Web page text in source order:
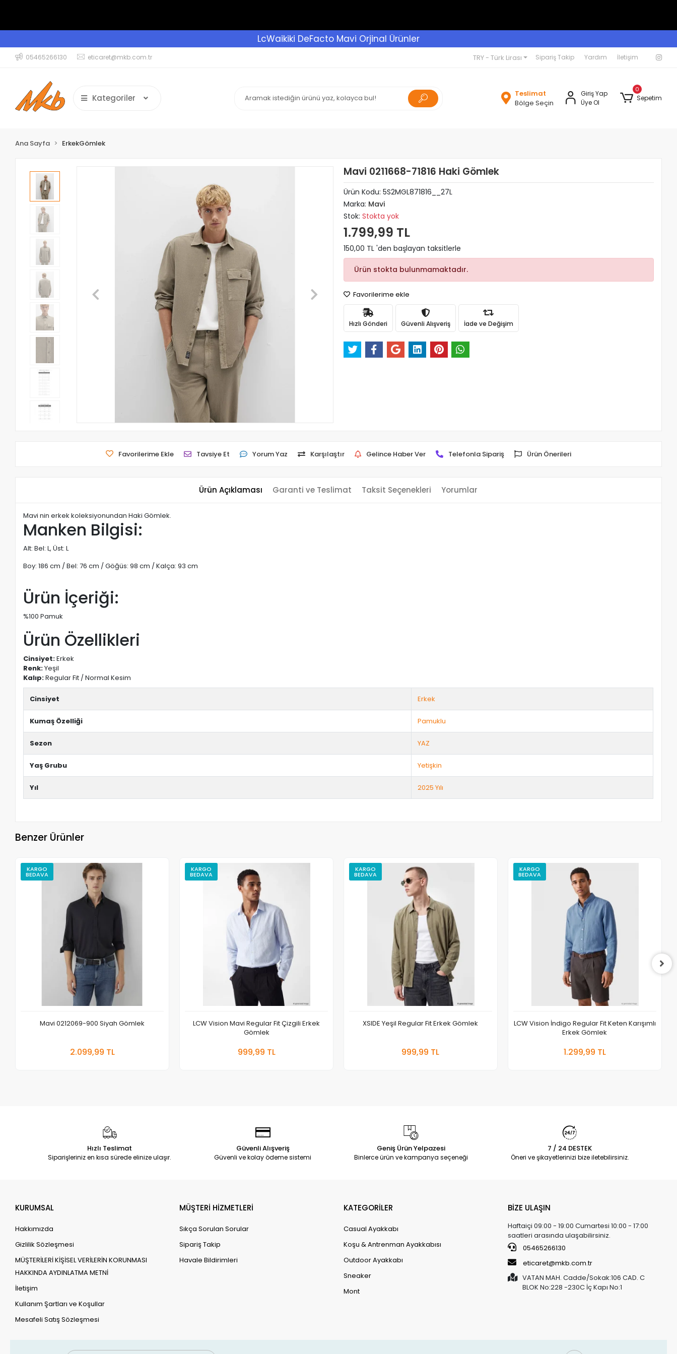
LcWaikiki DeFacto Mavi Orjinal Ürünler
05465266130 eticaret@mkb.com.tr TRY - Türk Lirası Sipariş Takip Yardım İletişim
Kategoriler
Teslimat
Bölge Seçin
Giriş Yap
Üye Ol
0
Sepetim
Ana Sayfa ErkekGömlek
Mavi 0211668-71816 Haki Gömlek
Ürün Kodu: 5S2MGL871816__27L
Marka: Mavi
Stok: Stokta yok
1.799,99 TL
150,00 TL 'den başlayan taksitlerle
Ürün stokta bulunmamaktadır.
Favorilerime ekle
Hızlı Gönderi Güvenli Alışveriş İade ve Değişim
Favorilerime Ekle Tavsiye Et Yorum Yaz Karşılaştır Gelince Haber Ver Telefonla Sipariş Ürün Önerileri
Ürün Açıklaması Garanti ve Teslimat Taksit Seçenekleri Yorumlar
Mavi nin erkek koleksiyonundan Haki Gömlek.
Manken Bilgisi:
Alt: Bel: L, Üst: L
Boy: 186 cm / Bel: 76 cm / Göğüs: 98 cm / Kalça: 93 cm
Ürün İçeriği:
%100 Pamuk
Ürün Özellikleri
Cinsiyet:Erkek
Renk:Yeşil
Kalıp:Regular Fit / Normal Kesim
Cinsiyet Erkek
Kumaş Özelliği Pamuklu
Sezon YAZ
Yaş Grubu Yetişkin
Yıl 2025 Yılı
Benzer Ürünler
KARGO
BEDAVA
Mavi 0212069-900 Siyah Gömlek
2.099,99 TL
KARGO
BEDAVA
LCW Vision Mavi Regular Fit Çizgili Erkek
Gömlek
999,99 TL
KARGO
BEDAVA
XSIDE Yeşil Regular Fit Erkek Gömlek
999,99 TL
KARGO
BEDAVA
LCW Vision İndigo Regular Fit Keten Karışımlı
Erkek Gömlek
1.299,99 TL
Hızlı Teslimat
Siparişleriniz en kısa sürede elinize ulaşır.
Güvenli Alışveriş
Güvenli ve kolay ödeme sistemi
Geniş Ürün Yelpazesi
Binlerce ürün ve kampanya seçeneği
7 / 24 DESTEK
Öneri ve şikayetlerinizi bize iletebilirsiniz.
KURUMSAL
Hakkımızda
Gizlilik Sözleşmesi
MÜŞTERİLERİ KİŞİSEL VERİLERİN KORUNMASI
HAKKINDA AYDINLATMA METNİ
İletişim
Kullanım Şartları ve Koşullar
Mesafeli Satış Sözleşmesi
MÜŞTERİ HİZMETLERİ
Sıkça Sorulan Sorular
Sipariş Takip
Havale Bildirimleri
KATEGORİLER
Casual Ayakkabı
Koşu & Antrenman Ayakkabısı
Outdoor Ayakkabı
Sneaker
Mont
BİZE ULAŞIN
Haftaiçi 09:00 - 19:00 Cumartesi 10:00 - 17:00
saatleri arasında ulaşabilirsiniz.
05465266130
eticaret@mkb.com.tr
VATAN MAH. Cadde/Sokak:106 CAD. C
BLOK No:228 -230C İç Kapı No:1